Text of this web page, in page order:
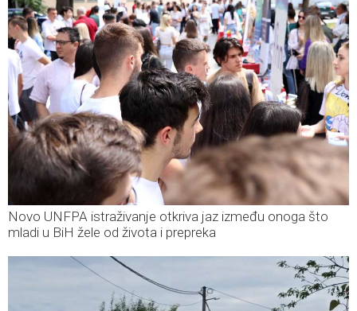
Novo UNFPA istraživanje otkriva jaz između onoga što
mladi u BiH žele od života i prepreka